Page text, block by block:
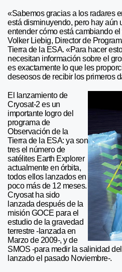
«Sabemos gracias a los radares
está disminuyendo, pero hay aún
entender cómo está cambiando
Volker Liebig, Director de
Tierra de la ESA. «Para hacer
necesitan información sobre el
es exactamente lo que les
deseosos de recibir los primeros
El lanzamiento de
Cryosat-2 es un
importante logro del
programa de
Observación de la
Tierra de la ESA: ya son
tres el número de
satélites Earth Explorer
actualmente en órbita,
todos ellos lanzados en
poco más de 12 meses.
Cryosat ha sido
lanzada después de la
misión GOCE para el
estudio de la gravedad
terrestre -lanzada en
Marzo de 2009-, y de
SMOS -para medir la salinidad
lanzado el pasado Noviembre-.